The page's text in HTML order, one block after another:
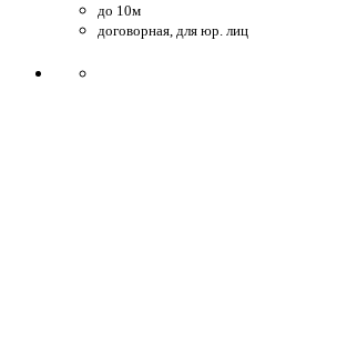
до 10м
договорная, для юр. лиц